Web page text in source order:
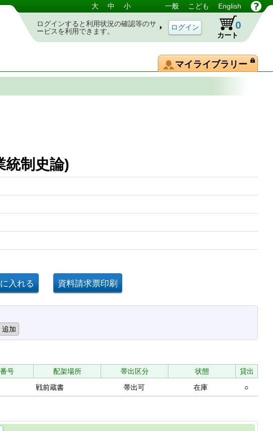
大 中 小 一般 こども English
ログインすると利用状況の確認等のサ
ービスを利用できます。
カート
0
マイライブラリー
制史論)
号 配架場所 帯出区分 状態
貸出
戦前蔵書 帯出可 在庫 ○